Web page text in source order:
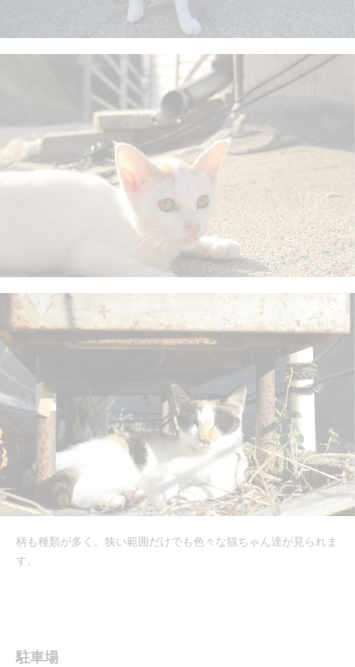
柄も種類が多く、狭い範囲だけでも色々な猫ちゃん達が見られま
す。
駐車場